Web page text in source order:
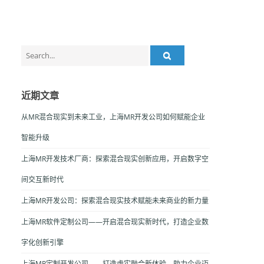
for:
近期文章
从MR混合现实到未来工业，上海MR开发公司如何赋能企业
智能升级
上海MR开发技术厂商：探索混合现实创新应用，开启数字空
间交互新时代
上海MR开发公司：探索混合现实技术赋能未来商业的新力量
上海MR软件定制公司——开启混合现实新时代，打造企业数
字化创新引擎